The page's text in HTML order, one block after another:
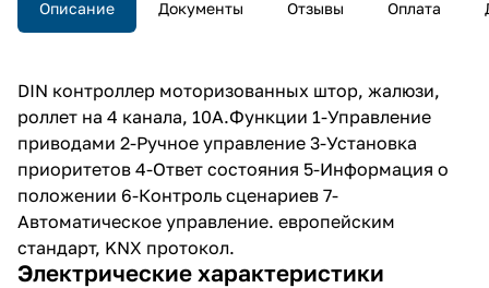
Автоматическое управление.
Описание Документы Отзывы Оплата
DIN контроллер моторизованных штор, жалюзи,
роллет на 4 канала, 10А.Функции 1-Управление
приводами 2-Ручное управление 3-Установка
приоритетов 4-Ответ состояния 5-Информация о
положении 6-Контроль сценариев 7-
Автоматическое управление. европейским
стандарт, KNX протокол.
Электрические характеристики